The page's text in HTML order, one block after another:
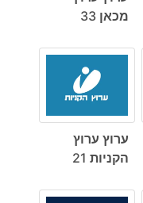
מכאן 33
ערוץ ערוץ
הקניות 21